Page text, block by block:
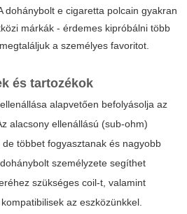
dohánybolt e cigaretta polcain gyakran
márkák - érdemes kipróbálni több
a személyes favoritot.
és tartozékok
alapvetően befolyásolja az
alacsony ellenállású (sub-ohm)
többet fogyasztanak és nagyobb
személyzete segíthet
szükséges coil-t, valamint
az eszközünkkel.